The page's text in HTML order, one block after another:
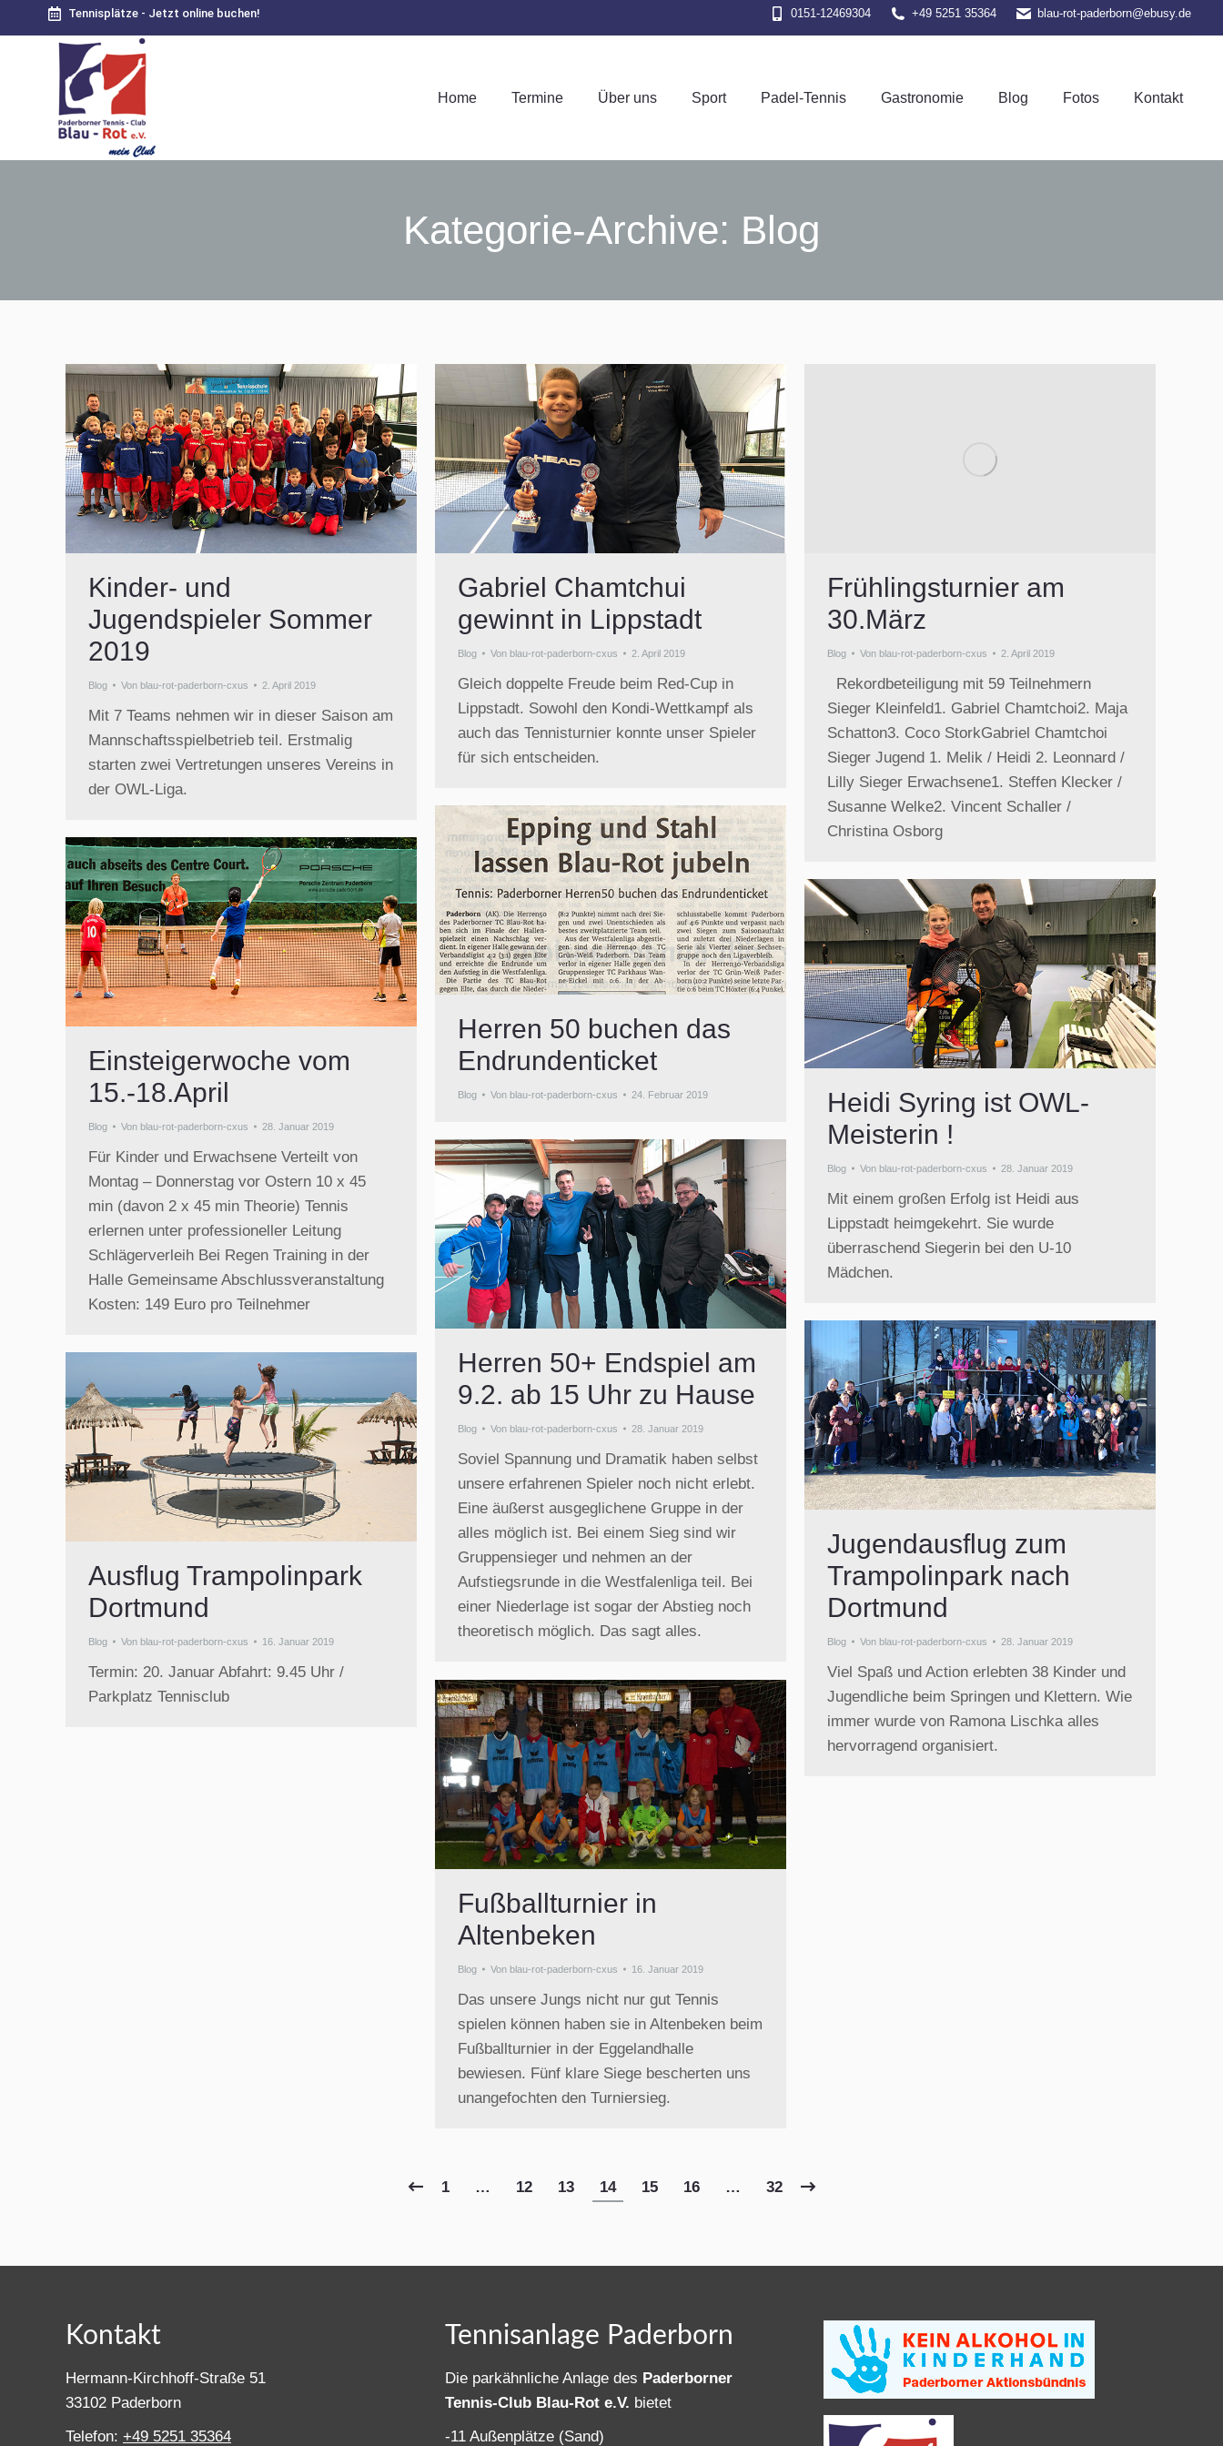
Tennisplätze - Jetzt online buchen! 0151-12469304 +49 5251 35364 blau-rot-paderborn@ebusy.de
Home Termine Über uns Sport Padel-Tennis Gastronomie Blog Fotos Kontakt
Kategorie-Archive: Blog
Kinder- und
Jugendspieler Sommer
2019
Blog Von blau-rot-paderborn-cxus 2. April 2019
Mit 7 Teams nehmen wir in dieser Saison am
Mannschaftsspielbetrieb teil. Erstmalig
starten zwei Vertretungen unseres Vereins in
der OWL-Liga.
Gabriel Chamtchui
gewinnt in Lippstadt
Blog Von blau-rot-paderborn-cxus 2. April 2019
Gleich doppelte Freude beim Red-Cup in
Lippstadt. Sowohl den Kondi-Wettkampf als
auch das Tennisturnier konnte unser Spieler
für sich entscheiden.
Frühlingsturnier am
30.März
Blog Von blau-rot-paderborn-cxus 2. April 2019
Rekordbeteiligung mit 59 Teilnehmern
Sieger Kleinfeld1. Gabriel Chamtchoi2. Maja
Schatton3. Coco StorkGabriel Chamtchoi
Sieger Jugend 1. Melik / Heidi 2. Leonnard /
Lilly Sieger Erwachsene1. Steffen Klecker /
Susanne Welke2. Vincent Schaller /
Christina Osborg
Herren 50 buchen das
Endrundenticket
Blog Von blau-rot-paderborn-cxus 24. Februar 2019
Einsteigerwoche vom
15.-18.April
Blog Von blau-rot-paderborn-cxus 28. Januar 2019
Für Kinder und Erwachsene Verteilt von
Montag – Donnerstag vor Ostern 10 x 45
min (davon 2 x 45 min Theorie) Tennis
erlernen unter professioneller Leitung
Schlägerverleih Bei Regen Training in der
Halle Gemeinsame Abschlussveranstaltung
Kosten: 149 Euro pro Teilnehmer
Heidi Syring ist OWL-
Meisterin !
Blog Von blau-rot-paderborn-cxus 28. Januar 2019
Mit einem großen Erfolg ist Heidi aus
Lippstadt heimgekehrt. Sie wurde
überraschend Siegerin bei den U-10
Mädchen.
Herren 50+ Endspiel am
9.2. ab 15 Uhr zu Hause
Blog Von blau-rot-paderborn-cxus 28. Januar 2019
Soviel Spannung und Dramatik haben selbst
unsere erfahrenen Spieler noch nicht erlebt.
Eine äußerst ausgeglichene Gruppe in der
alles möglich ist. Bei einem Sieg sind wir
Gruppensieger und nehmen an der
Aufstiegsrunde in die Westfalenliga teil. Bei
einer Niederlage ist sogar der Abstieg noch
theoretisch möglich. Das sagt alles.
Jugendausflug zum
Trampolinpark nach
Dortmund
Blog Von blau-rot-paderborn-cxus 28. Januar 2019
Viel Spaß und Action erlebten 38 Kinder und
Jugendliche beim Springen und Klettern. Wie
immer wurde von Ramona Lischka alles
hervorragend organisiert.
Ausflug Trampolinpark
Dortmund
Blog Von blau-rot-paderborn-cxus 16. Januar 2019
Termin: 20. Januar Abfahrt: 9.45 Uhr /
Parkplatz Tennisclub
Fußballturnier in
Altenbeken
Blog Von blau-rot-paderborn-cxus 16. Januar 2019
Das unsere Jungs nicht nur gut Tennis
spielen können haben sie in Altenbeken beim
Fußballturnier in der Eggelandhalle
bewiesen. Fünf klare Siege bescherten uns
unangefochten den Turniersieg.
1 … 12 13 14 15 16 … 32
Kontakt
Hermann-Kirchhoff-Straße 51
33102 Paderborn
Telefon: +49 5251 35364
Tennisanlage Paderborn
Die parkähnliche Anlage des Paderborner
Tennis-Club Blau-Rot e.V. bietet
-11 Außenplätze (Sand)